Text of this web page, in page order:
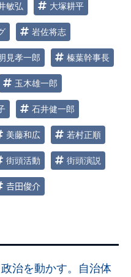
敏弘 大塚耕平
岩佐将志
見孝一郎 榛葉幹事長
玉木雄一郎
石井健一郎
美藤和広 若村正順
街頭活動 街頭演説
𠮷田俊介
治を動かす。自治体